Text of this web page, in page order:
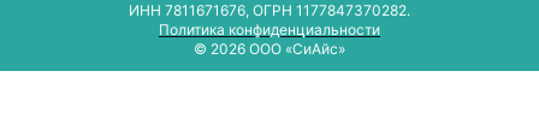
ИНН 7811671676, ОГРН 1177847370282.
Политика конфиденциальности
© 2026 ООО «СиАйс»